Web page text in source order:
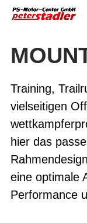
Training,
vielseitigen
hier das
eine optimale
Performance